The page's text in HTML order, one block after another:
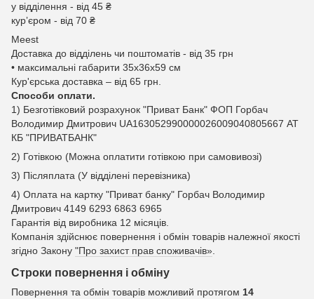
у відділення - від 45 ₴
курʼєром - від 70 ₴
Meest
Доставка до відділень чи поштоматів - від 35 грн
• максимальні габарити 35x36x59 см
Кур'єрська доставка – від 65 грн.
Способи оплати.
1) Безготівковий розрахунок "Приват Банк" ФОП Горбач
Володимир Дмитрович UA163052990000026009040805667 АТ
КБ "ПРИВАТБАНК"
2) Готівкою (Можна оплатити готівкою при самовивозі)
3) Післяплата (У відділені перевізника)
4) Оплата на картку "Приват банку" Горбач Володимир
Дмитрович 4149 6293 6863 6965
Гарантія від виробника 12 місяців.
Компанія здійснює повернення і обмін товарів належної якості
згідно Закону "Про захист прав споживачів».
Строки повернення і обміну
Повернення та обмін товарів можливий протягом 14